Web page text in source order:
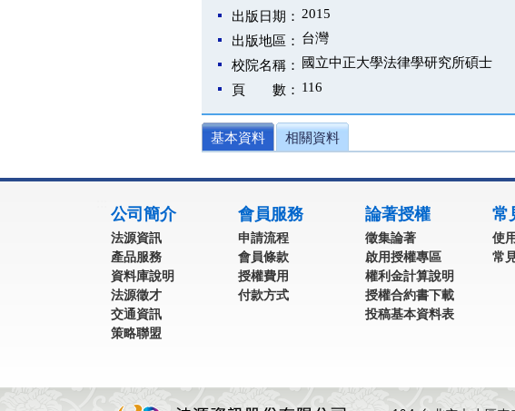
出版日期： 2015
出版地區： 台灣
校院名稱：
國立中正大學法律學研究所碩士
頁 數： 116
基本資料 相關資料
公司簡介
法源資訊
產品服務
資料庫說明
法源徵才
交通資訊
策略聯盟
會員服務
申請流程
會員條款
授權費用
付款方式
論著授權
徵集論著
啟用授權專區
權利金計算說明
授權合約書下載
投稿基本資料表
常
使
常